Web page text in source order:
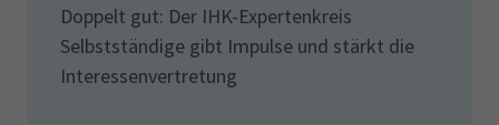
Doppelt gut: Der IHK-Expertenkreis
Selbstständige gibt Impulse und stärkt die
Interessenvertretung